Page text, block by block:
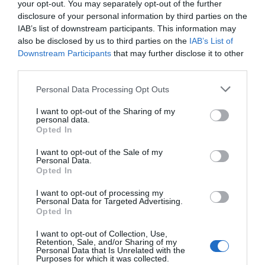
your opt-out. You may separately opt-out of the further
disclosure of your personal information by third parties on the
IAB’s list of downstream participants. This information may
also be disclosed by us to third parties on the IAB’s List of
Downstream Participants that may further disclose it to other
Personal Data Processing Opt Outs
I want to opt-out of the Sharing of my
personal data.
Opted In
I want to opt-out of the Sale of my
Personal Data.
Opted In
I want to opt-out of processing my
Personal Data for Targeted Advertising.
Opted In
I want to opt-out of Collection, Use,
Retention, Sale, and/or Sharing of my
Personal Data that Is Unrelated with the
Purposes for which it was collected.
Telekomunikacijska podjetja, digitalne
platforme, transportni operaterji in finančni
posredniki bi lahko bili dolžni posredovati
Palantir: Wenn der Überwachungsstaat
Gastbeitrag von Peter Scheller
Während in Deutschland über Datenschutz,
diskutiert wird, arbeitet sich eine Software des
US-Unternehmens Palantir immer tiefer in die